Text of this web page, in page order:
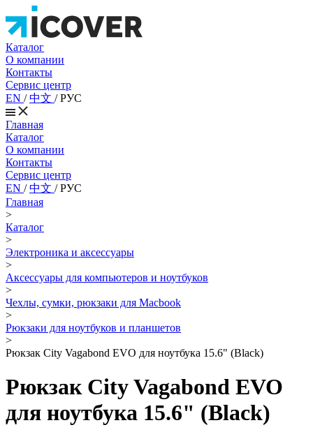
Каталог
О компании
Контакты
Сервис центр
EN /中文 /РУС
Главная
Каталог
О компании
Контакты
Сервис центр
EN /中文 /РУС
Главная
>
Каталог
>
Электроника и аксессуары
>
Аксессуары для компьютеров и ноутбуков
>
Чехлы, сумки, рюкзаки для Macbook
>
Рюкзаки для ноутбуков и планшетов
>
Рюкзак City Vagabond EVO для ноутбука 15.6" (Black)
Рюкзак City Vagabond EVO
для ноутбука 15.6" (Black)